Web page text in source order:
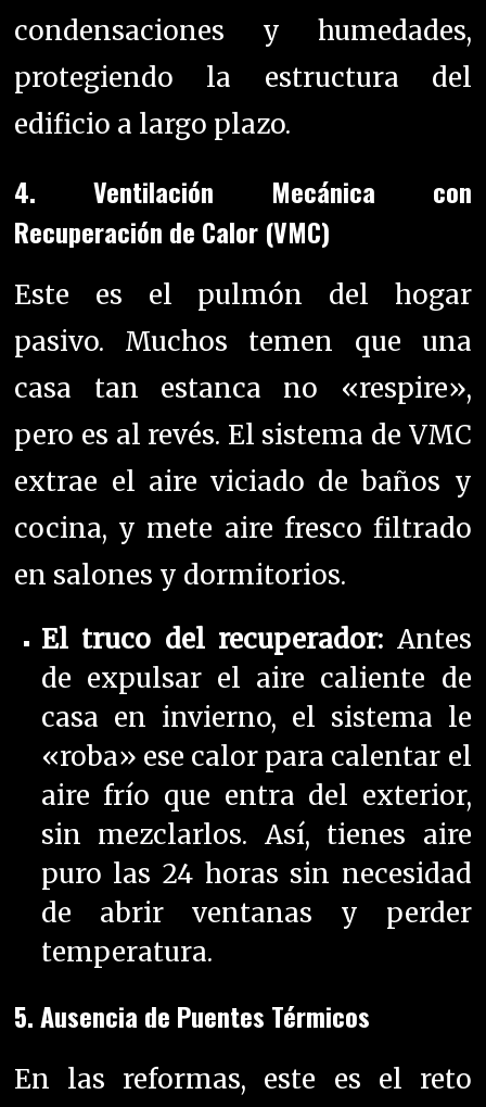
condensaciones y humedades,
protegiendo la estructura del
edificio a largo plazo.
4. Ventilación Mecánica con
Recuperación de Calor (VMC)
Este es el pulmón del hogar
pasivo. Muchos temen que una
casa tan estanca no «respire»,
pero es al revés. El sistema de VMC
extrae el aire viciado de baños y
cocina, y mete aire fresco filtrado
en salones y dormitorios.
El truco del recuperador: Antes
de expulsar el aire caliente de
casa en invierno, el sistema le
«roba» ese calor para calentar el
aire frío que entra del exterior,
sin mezclarlos. Así, tienes aire
puro las 24 horas sin necesidad
de abrir ventanas y perder
temperatura.
5. Ausencia de Puentes Térmicos
En las reformas, este es el reto